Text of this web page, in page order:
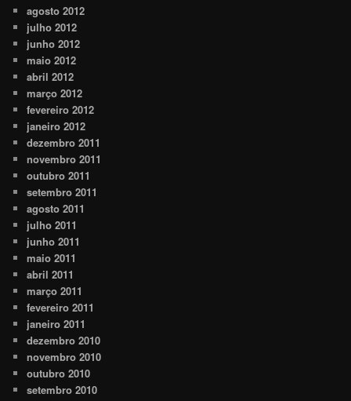
agosto 2012
julho 2012
junho 2012
maio 2012
abril 2012
março 2012
fevereiro 2012
janeiro 2012
dezembro 2011
novembro 2011
outubro 2011
setembro 2011
agosto 2011
julho 2011
junho 2011
maio 2011
abril 2011
março 2011
fevereiro 2011
janeiro 2011
dezembro 2010
novembro 2010
outubro 2010
setembro 2010